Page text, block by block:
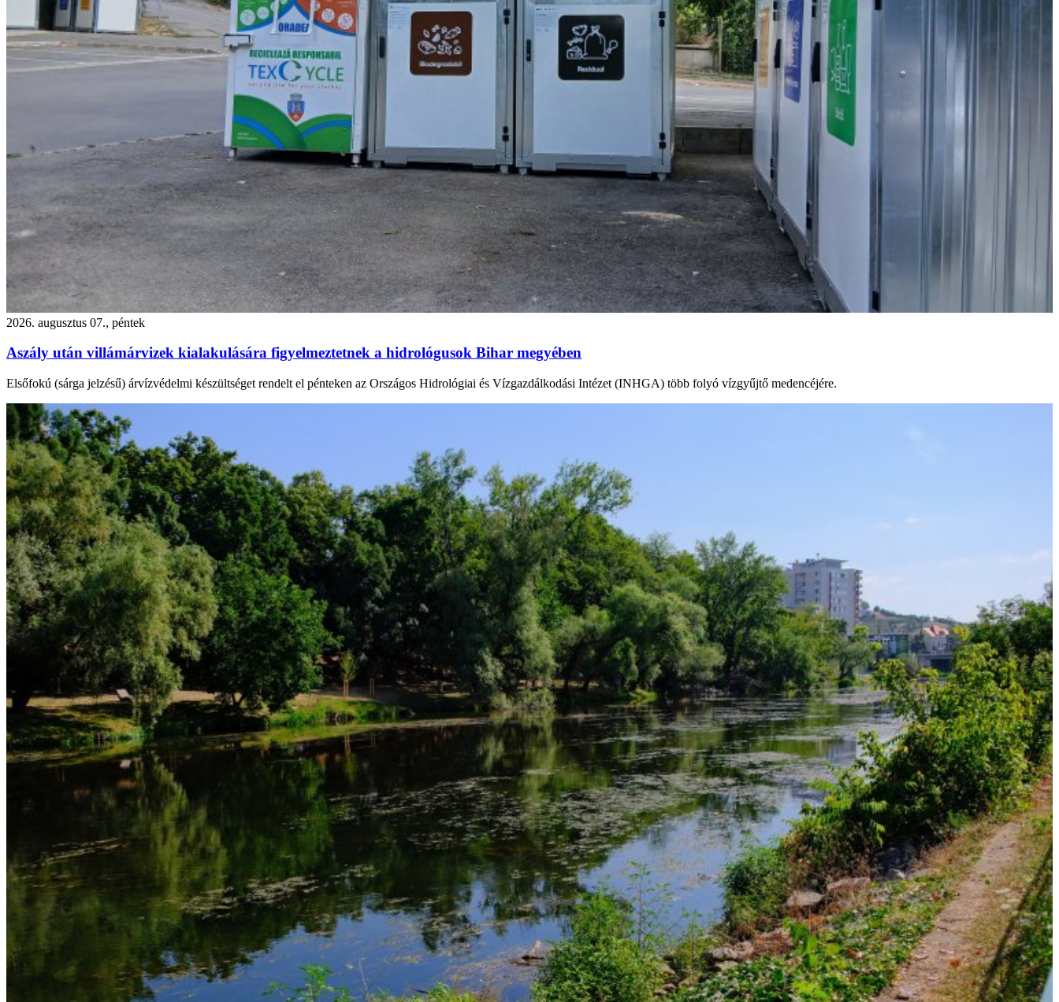
2026. augusztus 07., péntek
Aszály után villámárvizek kialakulására figyelmeztetnek a hidrológusok Bihar megyében
Elsőfokú (sárga jelzésű) árvízvédelmi készültséget rendelt el pénteken az Országos Hidrológiai és Vízgazdálkodási Intézet (INHGA) több folyó vízgyűjtő medencéjére.